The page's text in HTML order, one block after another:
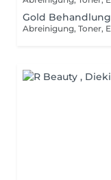
Gold Behandlung